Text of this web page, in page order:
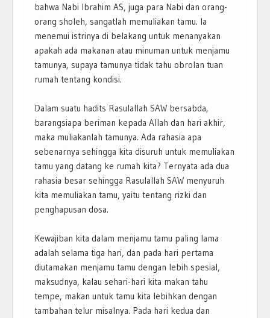
bahwa Nabi Ibrahim AS, juga para Nabi dan orang-
orang sholeh, sangatlah memuliakan tamu. Ia
menemui istrinya di belakang untuk menanyakan
apakah ada makanan atau minuman untuk menjamu
tamunya, supaya tamunya tidak tahu obrolan tuan
rumah tentang kondisi.
Dalam suatu hadits Rasulallah SAW bersabda,
barangsiapa beriman kepada Allah dan hari akhir,
maka muliakanlah tamunya. Ada rahasia apa
sebenarnya sehingga kita disuruh untuk memuliakan
tamu yang datang ke rumah kita? Ternyata ada dua
rahasia besar sehingga Rasulallah SAW menyuruh
kita memuliakan tamu, yaitu tentang rizki dan
penghapusan dosa.
Kewajiban kita dalam menjamu tamu paling lama
adalah selama tiga hari, dan pada hari pertama
diutamakan menjamu tamu dengan lebih spesial,
maksudnya, kalau sehari-hari kita makan tahu
tempe, makan untuk tamu kita lebihkan dengan
tambahan telur misalnya. Pada hari kedua dan